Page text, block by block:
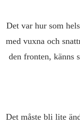
Det var hur som
med vuxna och
den fronten, känns
Det måste bli lite